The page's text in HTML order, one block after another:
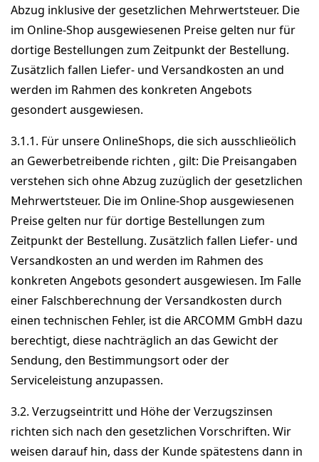
Abzug inklusive der gesetzlichen Mehrwertsteuer. Die
im Online-Shop ausgewiesenen Preise gelten nur für
dortige Bestellungen zum Zeitpunkt der Bestellung.
Zusätzlich fallen Liefer- und Versandkosten an und
werden im Rahmen des konkreten Angebots
gesondert ausgewiesen.
3.1.1. Für unsere OnlineShops, die sich ausschlieölich
an Gewerbetreibende richten , gilt: Die Preisangaben
verstehen sich ohne Abzug zuzüglich der gesetzlichen
Mehrwertsteuer. Die im Online-Shop ausgewiesenen
Preise gelten nur für dortige Bestellungen zum
Zeitpunkt der Bestellung. Zusätzlich fallen Liefer- und
Versandkosten an und werden im Rahmen des
konkreten Angebots gesondert ausgewiesen. Im Falle
einer Falschberechnung der Versandkosten durch
einen technischen Fehler, ist die ARCOMM GmbH dazu
berechtigt, diese nachträglich an das Gewicht der
Sendung, den Bestimmungsort oder der
Serviceleistung anzupassen.
3.2. Verzugseintritt und Höhe der Verzugszinsen
richten sich nach den gesetzlichen Vorschriften. Wir
weisen darauf hin, dass der Kunde spätestens dann in